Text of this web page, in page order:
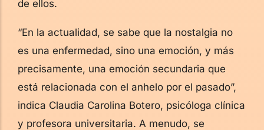
de ellos.
“En la actualidad, se sabe que la nostalgia no
es una enfermedad, sino una emoción, y más
precisamente, una emoción secundaria que
está relacionada con el anhelo por el pasado”,
indica Claudia Carolina Botero, psicóloga clínica
y profesora universitaria. A menudo, se